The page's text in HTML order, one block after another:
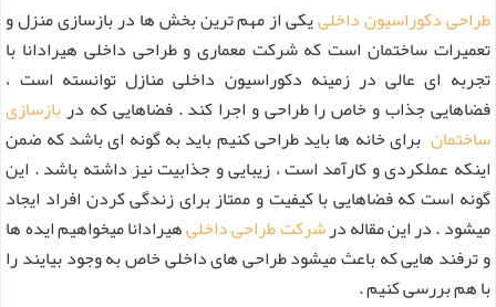
طراحی دکوراسیون داخلییکی از مهم ترین بخش ها در بازسازی منزل و
تعمیرات ساختمان است که شرکت معماری و طراحی داخلی هیرادانا با
تجربه ای عالی در زمینه دکوراسیون داخلی منازل توانسته است ،
فضاهایی جذاب و خاص را طراحی و اجرا کند . فضاهایی که دربازسازی
ساختمان برای خانه ها باید طراحی کنیم باید به گونه ای باشد که ضمن
اینکه عملکردی و کارآمد است ، زیبایی و جذابیت نیز داشته باشد . این
گونه است که فضاهایی با کیفیت و ممتاز برای زندگی کردن افراد ایجاد
میشود . در این مقاله درشرکت طراحی داخلیهیرادانا میخواهیم ایده ها
و ترفند هایی که باعث میشود طراحی های داخلی خاص به وجود بیایند را
با هم بررسی کنیم .